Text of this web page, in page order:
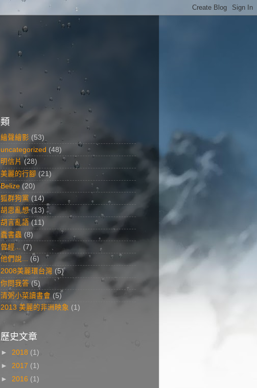
類
繪聲繪影 (53)
uncategorized (48)
明信片 (28)
美麗的行腳 (21)
Belize (20)
狐群狗黨 (14)
胡思亂想 (13)
胡言亂語 (11)
蠹書蟲 (8)
曾經...
(7)
他們說... (6)
2008美麗環台灣 (5)
你問我答 (5)
清粥小菜讀書會 (5)
2013 美麗的非洲映象 (1)
歷史文章
► 2018 (1)
► 2017 (1)
► 2016 (1)